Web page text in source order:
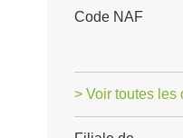
Code NAF
> Voir toutes les